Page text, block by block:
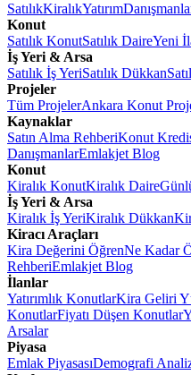
SatılıkKiralıkYatırım
Konut
Satılık KonutSatılık DaireYeni
İş Yeri & Arsa
Satılık İş YeriSatılık Dükkan
Projeler
Tüm ProjelerAnkara Konut
Kaynaklar
Satın Alma RehberiKonut
DanışmanlarEmlakjet Blog
Konut
Kiralık KonutKiralık Daire
İş Yeri & Arsa
Kiralık İş YeriKiralık Dükkan
Kiracı Araçları
Kira Değerini ÖğrenNe Kadar
RehberiEmlakjet Blog
İlanlar
Yatırımlık KonutlarKira Geliri
KonutlarFiyatı Düşen Konutlar
Arsalar
Piyasa
Emlak PiyasasıDemografi